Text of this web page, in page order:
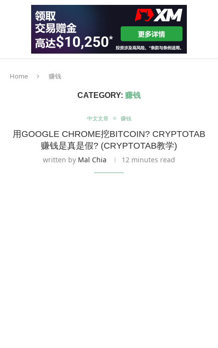
Home 赚钱
CATEGORY: 赚钱
中文文章 赚钱
用GOOGLE CHROME挖BITCOIN? CRYPTOTAB
赚钱是真是假? (CRYPTOTAB教学)
written by Mal Chia 12 minutes read